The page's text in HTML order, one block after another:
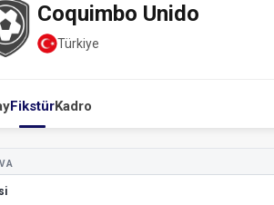
Coquimbo Unido
Türkiye
FikstürKadro